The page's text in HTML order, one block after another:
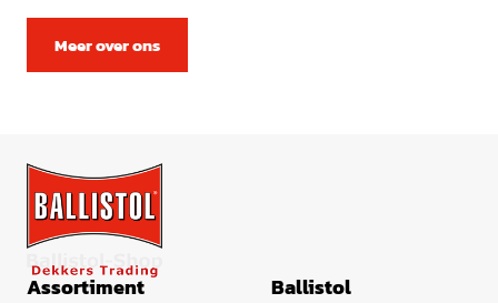
Meer over ons
Assortiment Ballistol